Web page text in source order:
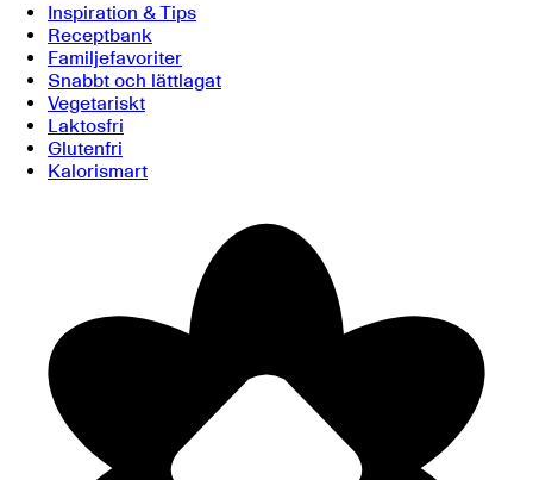
Inspiration & Tips
Receptbank
Familjefavoriter
Snabbt och lättlagat
Vegetariskt
Laktosfri
Glutenfri
Kalorismart